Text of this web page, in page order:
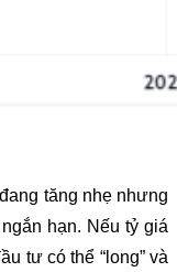
tăng nhẹ nhưng
hạn. Nếu tỷ giá
tư có thể “long” và